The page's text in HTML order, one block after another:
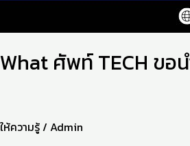
What ศัพท์ TECH ขอ
ให้ความรู้/ Admin